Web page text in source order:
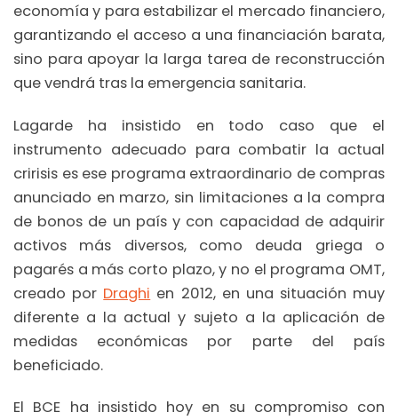
economía y para estabilizar el mercado financiero,
garantizando el acceso a una financiación barata,
sino para apoyar la larga tarea de reconstrucción
que vendrá tras la emergencia sanitaria.
Lagarde ha insistido en todo caso que el
instrumento adecuado para combatir la actual
cririsis es ese programa extraordinario de compras
anunciado en marzo, sin limitaciones a la compra
de bonos de un país y con capacidad de adquirir
activos más diversos, como deuda griega o
pagarés a más corto plazo, y no el programa OMT,
creado por Draghi en 2012, en una situación muy
diferente a la actual y sujeto a la aplicación de
medidas económicas por parte del país
beneficiado.
El BCE ha insistido hoy en su compromiso con